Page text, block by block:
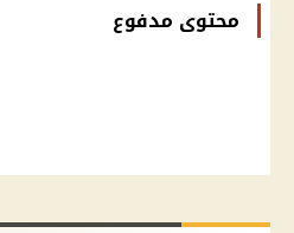
محتوى مدفوع